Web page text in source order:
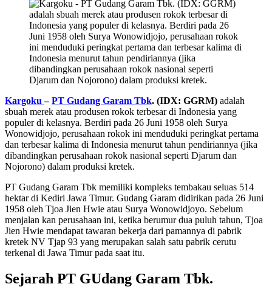
Kargoku–PT Gudang Garam Tbk. (IDX: GGRM) adalah
sbuah merek atau produsen rokok terbesar di Indonesia yang
populer di kelasnya. Berdiri pada 26 Juni 1958 oleh Surya
Wonowidjojo, perusahaan rokok ini menduduki peringkat pertama
dan terbesar kalima di Indonesia menurut tahun pendiriannya (jika
dibandingkan perusahaan rokok nasional seperti Djarum dan
Nojorono) dalam produksi kretek.
PT Gudang Garam Tbk memiliki kompleks tembakau seluas 514
hektar di Kediri Jawa Timur. Gudang Garam didirikan pada 26 Juni
1958 oleh Tjoa Jien Hwie atau Surya Wonowidjoyo. Sebelum
menjalan kan perusahaan ini, ketika berumur dua puluh tahun, Tjoa
Jien Hwie mendapat tawaran bekerja dari pamannya di pabrik
kretek NV Tjap 93 yang merupakan salah satu pabrik cerutu
terkenal di Jawa Timur pada saat itu.
Sejarah PT GUdang Garam Tbk.